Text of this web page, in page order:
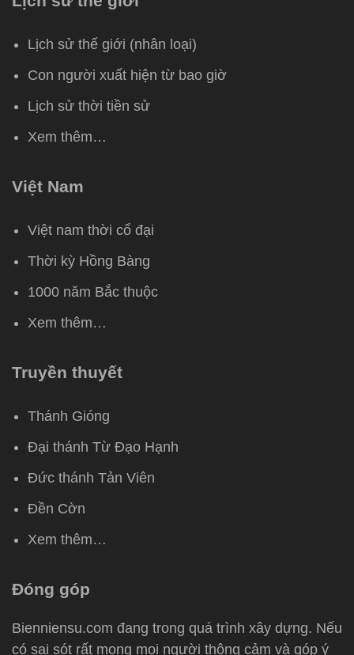
Lịch sử thế giới (nhân loại)
Con người xuất hiện từ bao giờ
Lịch sử thời tiền sử
Xem thêm…
Việt Nam
Việt nam thời cổ đại
Thời kỳ Hồng Bàng
1000 năm Bắc thuộc
Xem thêm…
Truyền thuyết
Thánh Gióng
Đại thánh Từ Đạo Hạnh
Đức thánh Tản Viên
Đền Cờn
Xem thêm…
Đóng góp
Bienniensu.com đang trong quá trình xây dựng. Nếu
có sai sót rất mong mọi người thông cảm và góp ý